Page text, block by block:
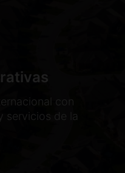
con
servicios de la